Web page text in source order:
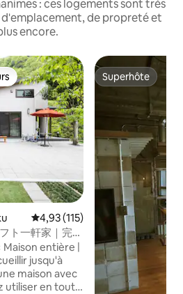
: ces logements sont très
de propreté et
encore.
Évaluation moyenne sur la
4,93 (115)
ト一軒家｜完全
Maison entière |
jusqu'à
maison avec
utiliser en toute
Superhôte
Superhôte